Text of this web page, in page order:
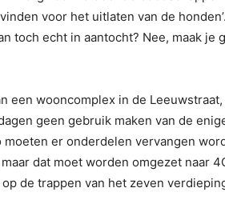
voor het uitlaten van de
toch echt in aantocht? Nee, maak
een wooncomplex in de
geen gebruik maken van de
moeten er onderdelen vervangen
dat moet worden omgezet naar
de trappen van het zeven